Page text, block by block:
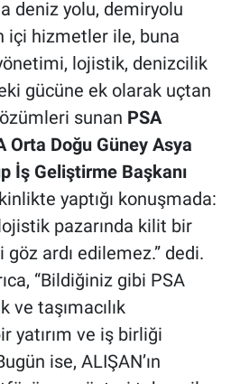
deniz yolu, demiryolu
içi hizmetler ile, buna
lojistik, denizcilik
gücüne ek olarak uçtan
sunan PSA
Orta Doğu Güney Asya
İş Geliştirme Başkanı
yaptığı konuşmada:
pazarında kilit bir
ardı edilemez.” dedi.
“Bildiğiniz gibi PSA
ve taşımacılık
yatırım ve iş birliği
ise, ALIŞAN’ın